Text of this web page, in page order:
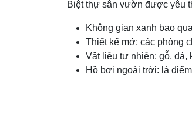
Biệt thự sân vườn được yêu
Không gian xanh bao
Thiết kế mở: các phòng
Vật liệu tự nhiên: gỗ,
Hồ bơi ngoài trời: là